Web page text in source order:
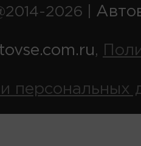
2026 |
,
персональных